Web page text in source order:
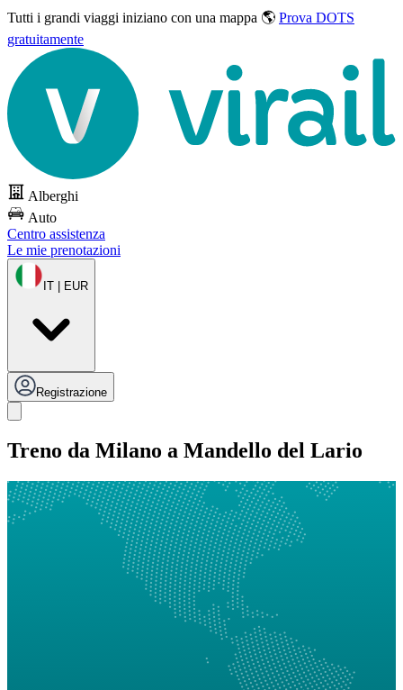
Tutti i grandi viaggi iniziano con una mappa 🌎 Prova DOTS
gratuitamente
Alberghi
Auto
Centro assistenza
Le mie prenotazioni
IT | EUR
Registrazione
Treno da Milano a Mandello del Lario